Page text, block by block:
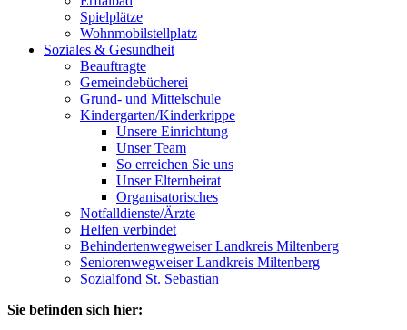
Spielplätze
Wohnmobilstellplatz
Soziales & Gesundheit
Beauftragte
Gemeindebücherei
Grund- und Mittelschule
Kindergarten/Kinderkrippe
Unsere Einrichtung
Unser Team
So erreichen Sie uns
Unser Elternbeirat
Organisatorisches
Notfalldienste/Ärzte
Helfen verbindet
Behindertenwegweiser Landkreis Miltenberg
Seniorenwegweiser Landkreis Miltenberg
Sozialfond St. Sebastian
Sie befinden sich hier: